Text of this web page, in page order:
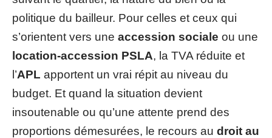
politique du bailleur. Pour celles et ceux qui
s’orientent vers une accession sociale ou une
location-accession PSLA, la TVA réduite et
l’APL apportent un vrai répit au niveau du
budget. Et quand la situation devient
insoutenable ou qu’une attente prend des
proportions démesurées, le recours au droit au